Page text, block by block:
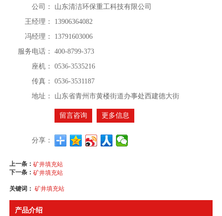
公司：
山东清洁环保重工科技有限公司
王经理：
13906364082
冯经理：
13791603006
服务电话：
400-8799-373
座机：
0536-3535216
传真：
0536-3531187
地址：
山东省青州市黄楼街道办事处西建德大街
留言咨询 更多信息
分享：
上一条：矿井填充站
下一条：矿井填充站
关键词：矿井填充站
产品介绍